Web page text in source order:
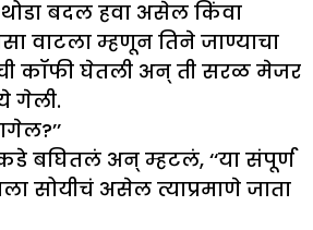
थोडा बदल हवा असेल किंवा
वाटला म्हणून तिने जाण्याचा
कॉफी घेतली अन् ती सरळ मेजर
गेली.
बघितलं अन् म्हटलं, ‘‘या संपूर्ण
सोयीचं असेल त्याप्रमाणे जाता